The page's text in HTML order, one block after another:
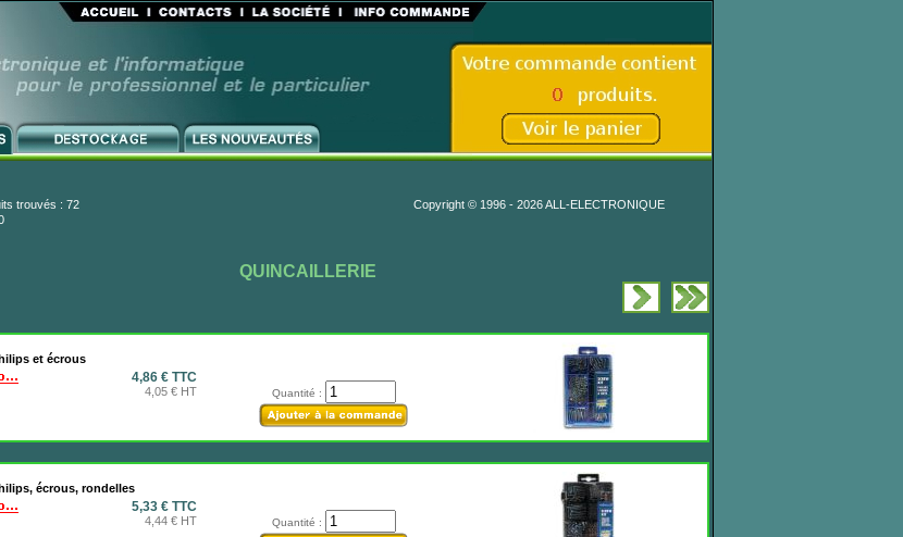
trouvés : 72
Copyright © 1996 - 2026 ALL-ELECTRONIQUE
QUINCAILLERIE
et écrous
4,86 € TTC
4,05 € HT Quantité :
écrous, rondelles
5,33 € TTC
4,44 € HT Quantité :